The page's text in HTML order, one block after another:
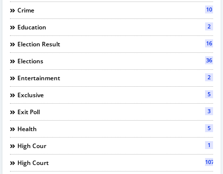
Crime 10
Education 2
Election Result 16
Elections 36
Entertainment 2
Exclusive 5
Exit Poll 3
Health 5
High Cour 1
High Court 107